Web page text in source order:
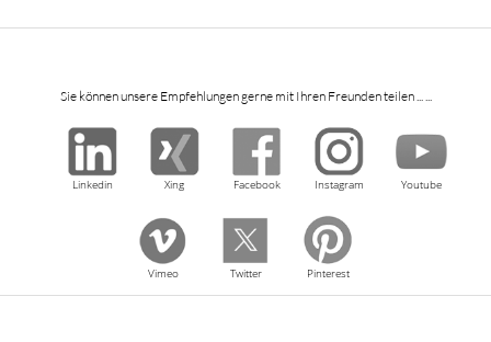
Sie können unsere Empfehlungen gerne mit Ihren Freunden teilen ... ...
Linkedin Xing Facebook Instagram Youtube
Vimeo Twitter Pinterest